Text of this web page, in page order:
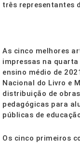
três representantes
As cinco melhores
impressas na
ensino médio de
Nacional do Livro e
distribuição de
pedagógicas para
públicas de
Os cinco primeiros